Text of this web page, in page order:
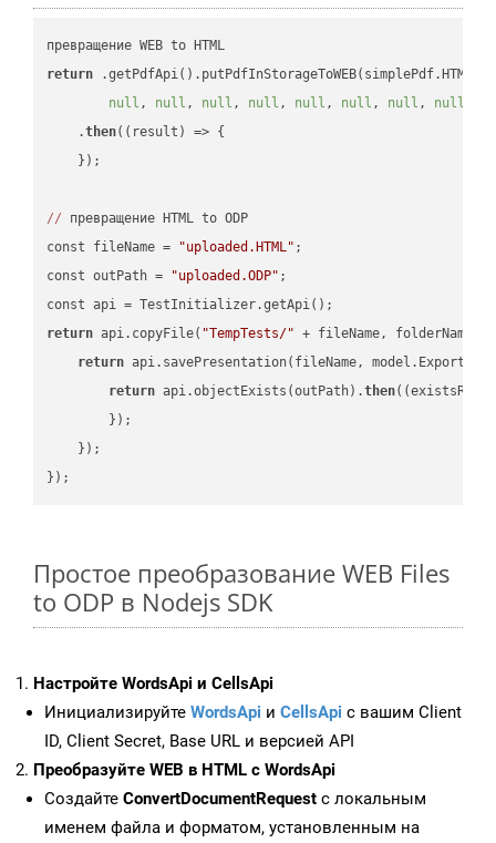
return
null , null , null , null , null , null , null , null
    .
then( (result) => {
    });
// превращение HTML to ODP
const fileName =
"uploaded.HTML" ;
const outPath =
"uploaded.ODP" ;
return api.copyFile( "TempTests/" + fileName, folderName +
return api.savePresentation(fileName,
return api.objectExists(outPath).then(
        });
    });
Простое преобразование WEB Files
to ODP в Nodejs SDK
Настройте WordsApi и CellsApi
Инициализируйте WordsApi и CellsApi с вашим Client
ID, Client Secret, Base URL и версией API
Преобразуйте WEB в HTML с WordsApi
Создайте ConvertDocumentRequest с локальным
именем файла и форматом, установленным на